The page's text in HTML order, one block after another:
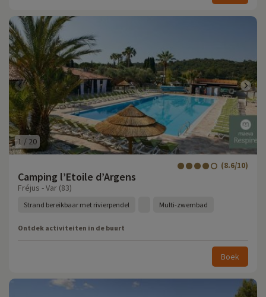
1 / 20
Camping l’Etoile d’Argens
(8.6/10)
Fréjus - Var (83)
Strand bereikbaar met rivierpendel Multi-zwembad
Ontdek activiteiten in de buurt
Boek